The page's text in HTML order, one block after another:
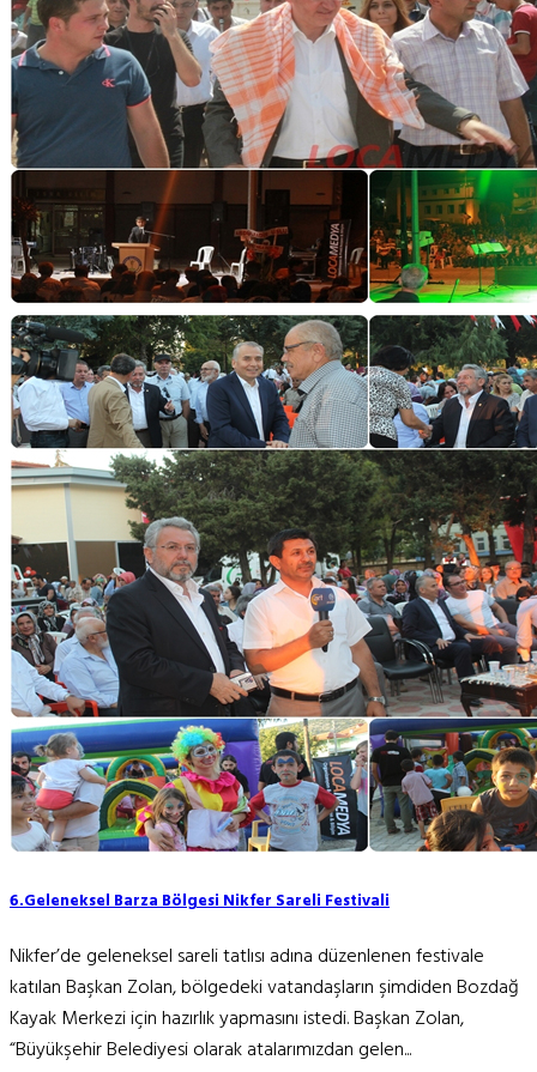
6.Geleneksel Barza Bölgesi Nikfer Sareli Festivali
Nikfer’de geleneksel sareli tatlısı adına düzenlenen festivale
katılan Başkan Zolan, bölgedeki vatandaşların şimdiden Bozdağ
Kayak Merkezi için hazırlık yapmasını istedi. Başkan Zolan,
“Büyükşehir Belediyesi olarak atalarımızdan gelen...